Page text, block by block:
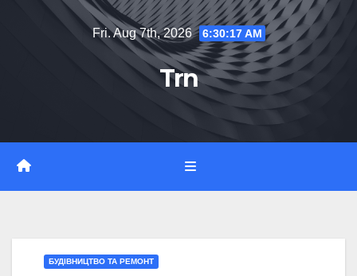
Fri. Aug 7th, 2026 6:30:18 AM
Trn
БУДІВНИЦТВО ТА РЕМОНТ